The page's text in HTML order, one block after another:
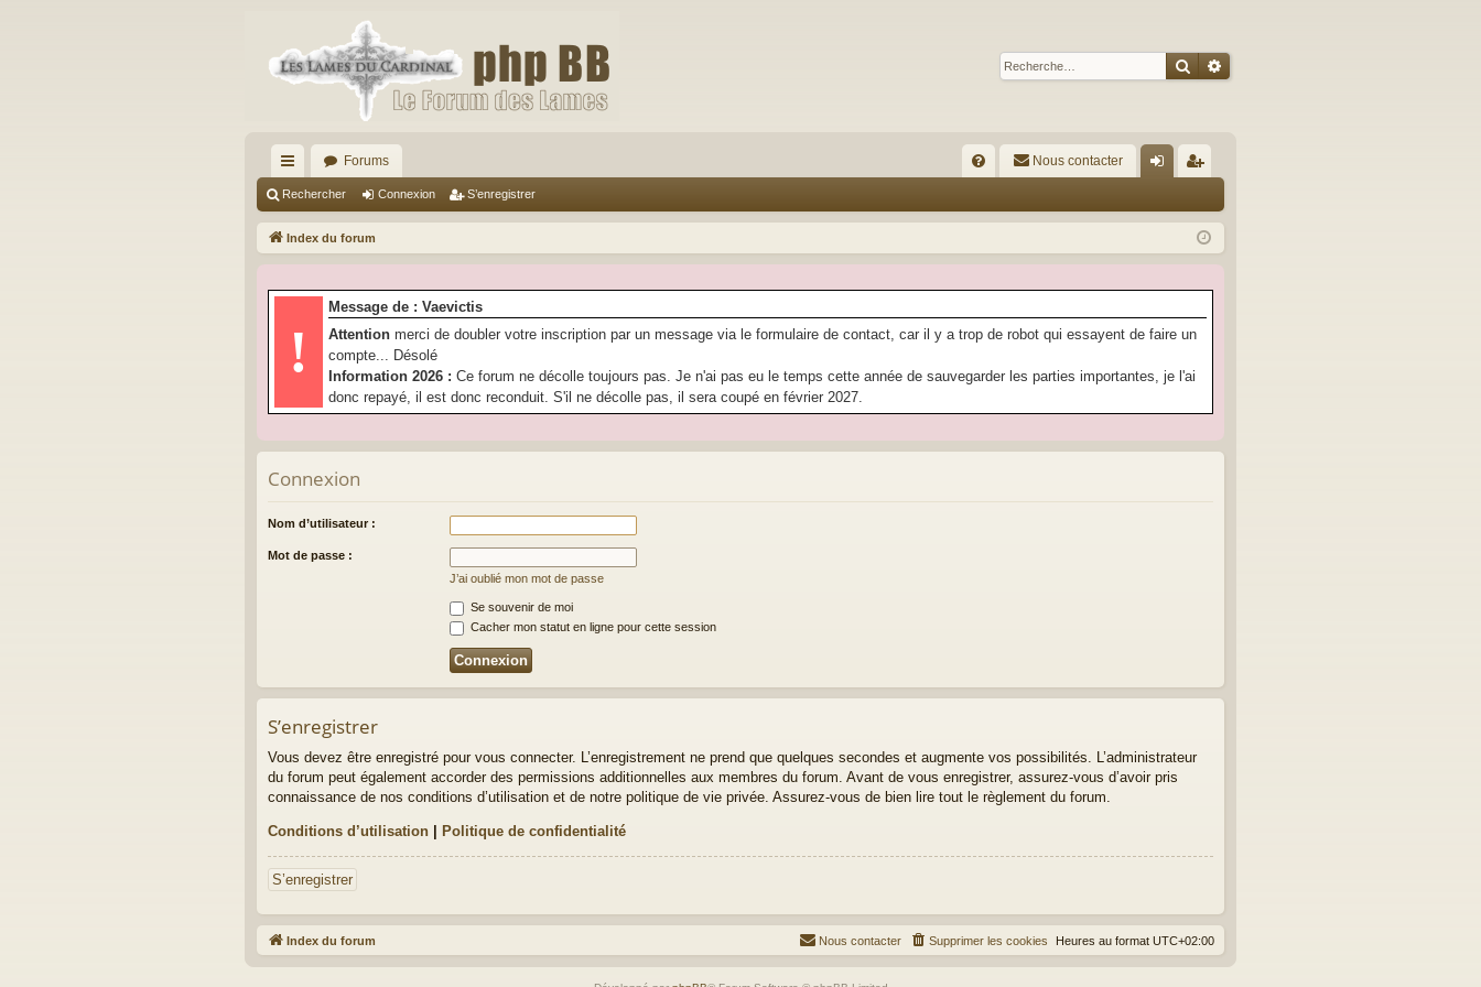
Rechercher
Recherche avancée
cc
ès
pi
Forums
Q
Nous contacter
ne
on
nr
ist
Rechercher Connexion S’enregistrer
Index du forum
!
Message de : Vaevictis
Attention merci de doubler votre inscription par un message via le formulaire de contact, car il y a trop de robot qui essayent de faire un
compte... Désolé
Information 2026 : Ce forum ne décolle toujours pas. Je n'ai pas eu le temps cette année de sauvegarder les parties importantes, je l'ai
donc repayé, il est donc reconduit. S'il ne décolle pas, il sera coupé en février 2027.
Connexion
Nom d’utilisateur :
Mot de passe :
J’ai oublié mon mot de passe
Se souvenir de moi
Cacher mon statut en ligne pour cette session
S’enregistrer
Vous devez être enregistré pour vous connecter. L’enregistrement ne prend que quelques secondes et augmente vos possibilités. L’administrateur
du forum peut également accorder des permissions additionnelles aux membres du forum. Avant de vous enregistrer, assurez-vous d’avoir pris
connaissance de nos conditions d’utilisation et de notre politique de vie privée. Assurez-vous de bien lire tout le règlement du forum.
Conditions d’utilisation Politique de confidentialité
S’enregistrer
Index du forum Heures au format UTC+02:00
Supprimer les cookies
Nous contacter